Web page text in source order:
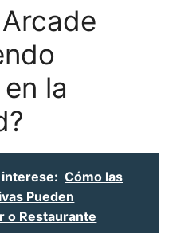
la
Cómo las
Pueden
o Restaurante